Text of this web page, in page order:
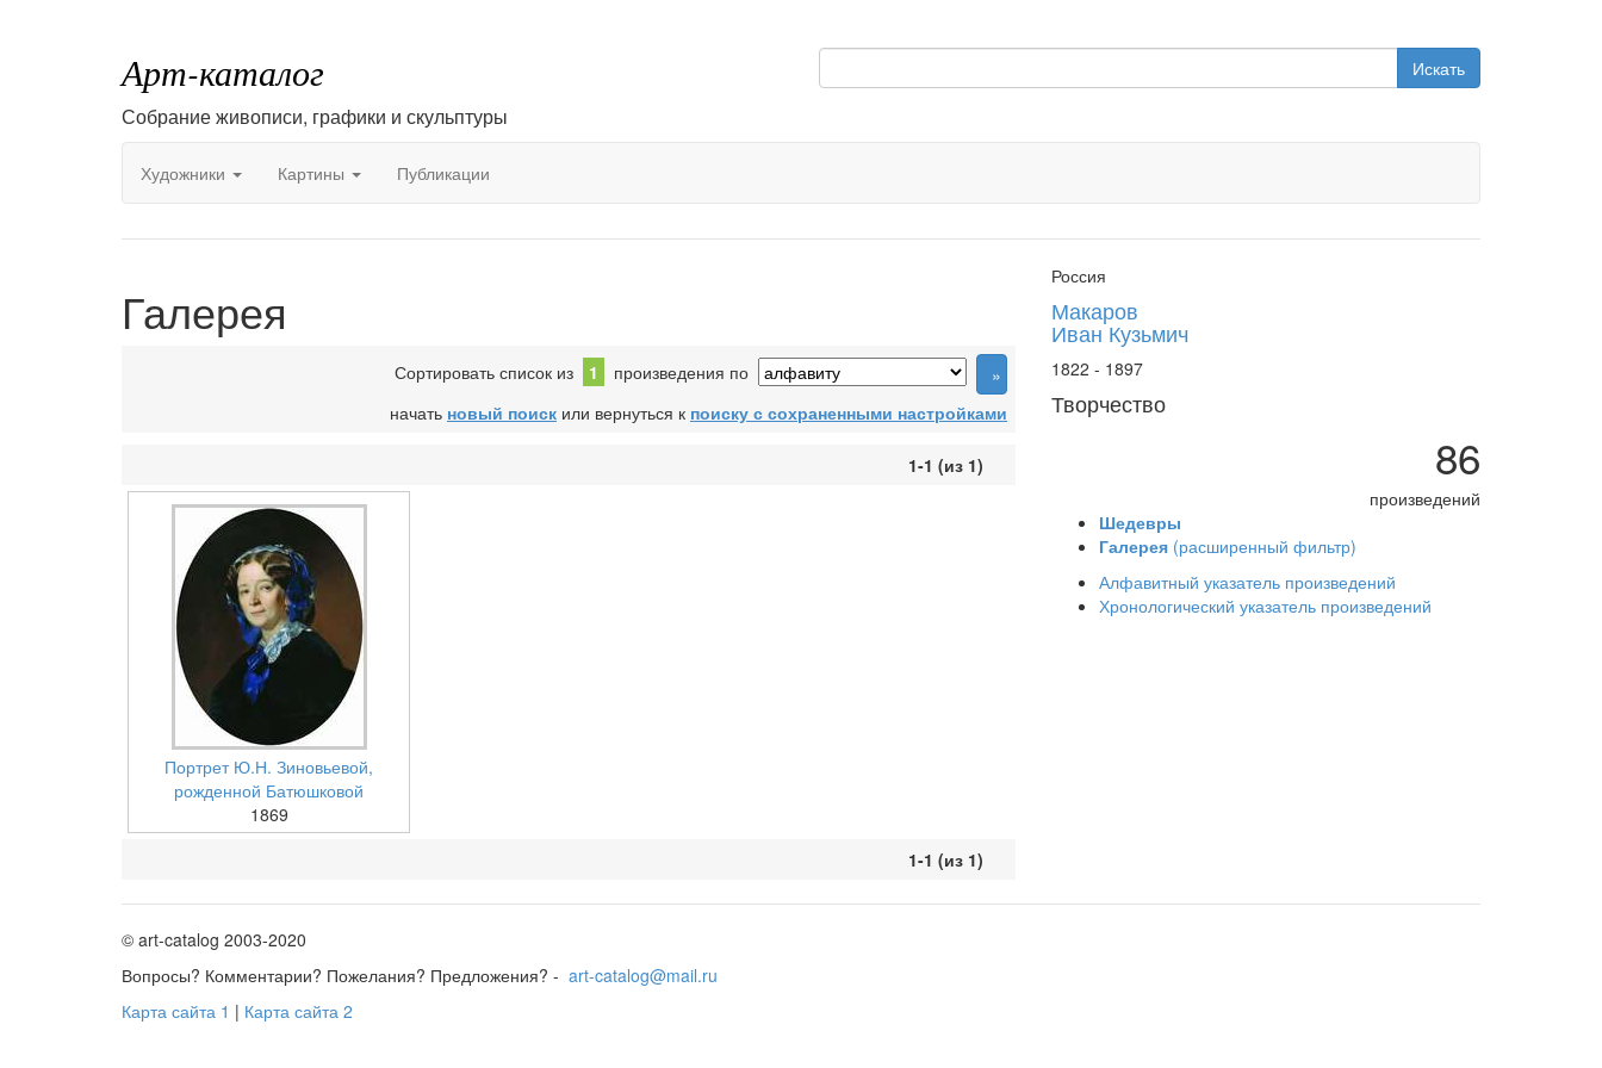
Арт-каталог
Собрание живописи, графики и скульптуры
Искать
Художники Картины Публикации
Галерея
Сортировать список из 1
произведения по
начать новый поиск или вернуться к поиску с сохраненными настройками
1-1 (из 1)
Портрет Ю.Н. Зиновьевой,
рожденной Батюшковой
1869
1-1 (из 1)
Россия
Макаров
Иван Кузьмич
1822 - 1897
Творчество
86
произведений
Шедевры
Галерея (расширенный фильтр)
Алфавитный указатель произведений
Хронологический указатель произведений
© art-catalog 2003-2020
Вопросы? Комментарии? Пожелания? Предложения? - art-catalog@mail.ru
Карта сайта 1 | Карта сайта 2